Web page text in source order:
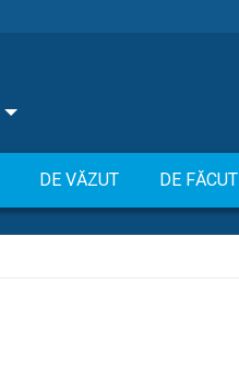
DE VĂZUT DE FĂCUT